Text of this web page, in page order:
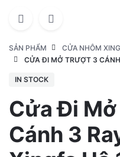
SẢN PHẨM
CỬA NHÔM
CỬA ĐI MỞ TRƯỢT 3
IN STOCK
Cửa Đi
Cánh 3